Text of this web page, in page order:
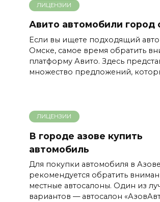
ЛИЦЕНЗИИ
Авито автомобили город
Если вы ищете подходящий
Омске, самое время обратить
платформу Авито. Здесь
множество предложений,
ЛИЦЕНЗИИ
В городе азове купить
автомобиль
Для покупки автомобиля в Азове
рекомендуется обратить
местные автосалоны. Один из
вариантов — автосалон